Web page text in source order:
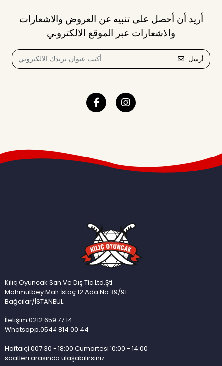
أريد أن أحصل على تنبيه عن العروض والاشعارات
والاشعارات عبر الموقع الالكتروني
أرسل
Kılıç Oyuncak San.Ve Dış Tic.Ltd.Şti
Mahmutbey Mah.İstoç 12.Ada No:89/91
Bağcılar/İSTANBUL
İletişim.0212 659 77 14
Whatsapp.0544 814 00 44
Haftaiçi 007:30 - 18:00 Cumartesi 10:00 - 14:00
saatleri arasında ulaşabilirsiniz.